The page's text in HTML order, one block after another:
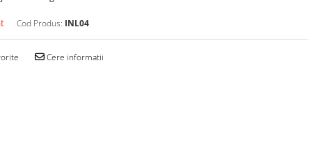
Cod Produs: INL04
Cere informatii